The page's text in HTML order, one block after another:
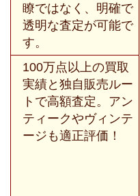
瞭ではなく、明確で
透明な査定が可能で
す。
100万点以上の買取
実績と独自販売ルー
トで高額査定。アン
ティークやヴィンテ
ージも適正評価！